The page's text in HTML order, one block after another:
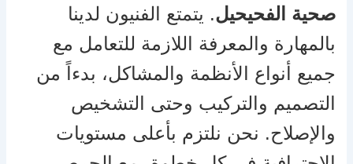
صحية الفحيحيل. يتمتع الفنيون لدينا
بالمهارة والمعرفة اللازمة للتعامل مع
جميع أنواع الأنظمة والمشاكل، بدءاً من
التصميم والتركيب وحتى التشخيص
والإصلاح. نحن نلتزم بأعلى مستويات